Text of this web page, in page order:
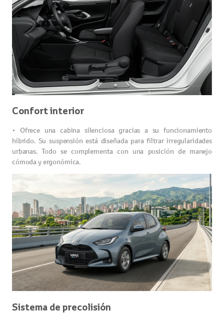
Confort interior
• Ofrece una cabina silenciosa gracias a su funcionamiento
híbrido. Su suspensión está diseñada para filtrar irregularidades
urbanas. Todo se complementa con una posición de manejo
cómoda y ergonómica.
Sistema de precolisión